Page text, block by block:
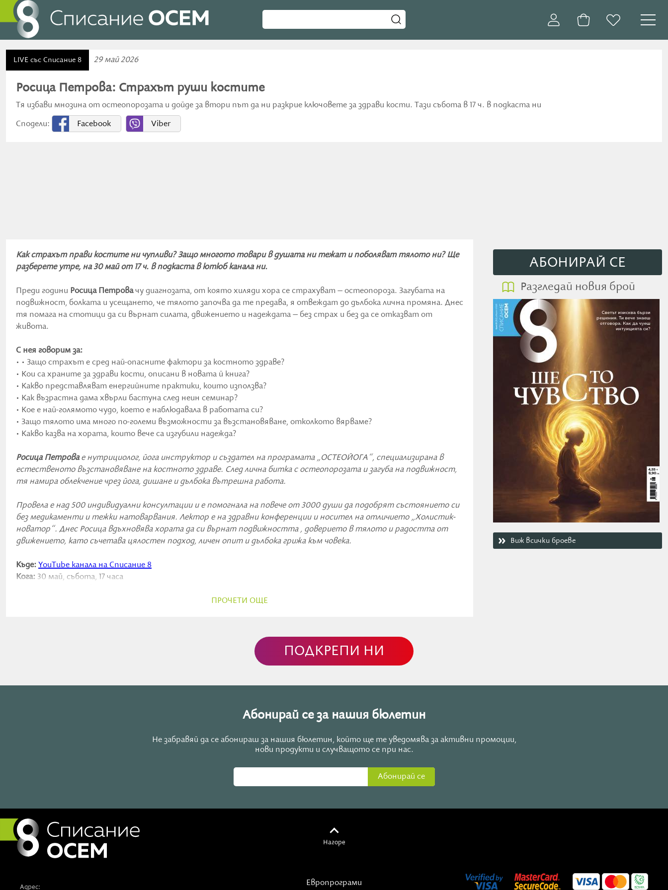
LIVE със Списание 8 29 май 2026
Росица Петрова: Страхът руши костите
Тя избави мнозина от остеопорозата и дойде за втори път да ни разкрие ключовете за здрави кости. Тази събота в 17 ч. в подкаста ни
Сподели:
Facebook Viber
Как страхът прави костите ни чупливи? Защо многото товари в душата ни тежат и поболяват тялото ни? Ще
разберете утре, на 30 май от 17 ч. в подкаста в ютюб канала ни.
Преди години Росица Петровачу диагнозата, от която хиляди хора се страхуват – остеопороза. Загубата на
подвижност, болката и усещането, че тялото започва да те предава, я отвеждат до дълбока лична промяна. Днес
тя помага на стотици да си върнат силата, движението и надеждата – без страх и без да се отказват от
живота.
С нея говорим за:
• • Защо страхът е сред най-опасните фактори за костното здраве?
• Кои са храните за здрави кости, описани в новата й книга?
• Какво представляват енергийните практики, които използва?
• Как възрастна дама хвърли бастуна след неин семинар?
• Кое е най-голямото чудо, което е наблюдавала в работата си?
• Защо тялото има много по-големи възможности за възстановяване, отколкото вярваме?
• Какво казва на хората, които вече са изгубили надежда?
Росица Петровае нутрициолог, йога инструктор и създател на програмата „ОСТЕОЙОГА“, специализирана в
естественото възстановяване на костното здраве. След лична битка с остеопорозата и загуба на подвижност,
тя намира облекчение чрез йога, дишане и дълбока вътрешна работа.
Провела е над 500 индивидуални консултации и е помогнала на повече от 3000 души да подобрят състоянието си
без медикаменти и тежки натоварвания. Лектор е на здравни конференции и носител на отличието „Холистик-
новатор“. Днес Росица вдъхновява хората да си върнат подвижността , доверието в тялото и радостта от
движението, като съчетава цялостен подход, личен опит и дълбока грижа към човека.
Къде: YouTube канала на Списание 8
Кога: 30 май, събота, 17 часа
ПРОЧЕТИ ОЩЕ
АБОНИРАЙ СE
Разгледай новия брой
Виж всички броеве
ПОДКРЕПИ НИ
Абонирай се за нашия бюлетин
Не забравяй да се абонираш за нашия бюлетин, който ще те уведомява за активни промоции,
нови продукти и случващото се при нас.
Абонирай се
Нагоре
Адрес: Европрограми